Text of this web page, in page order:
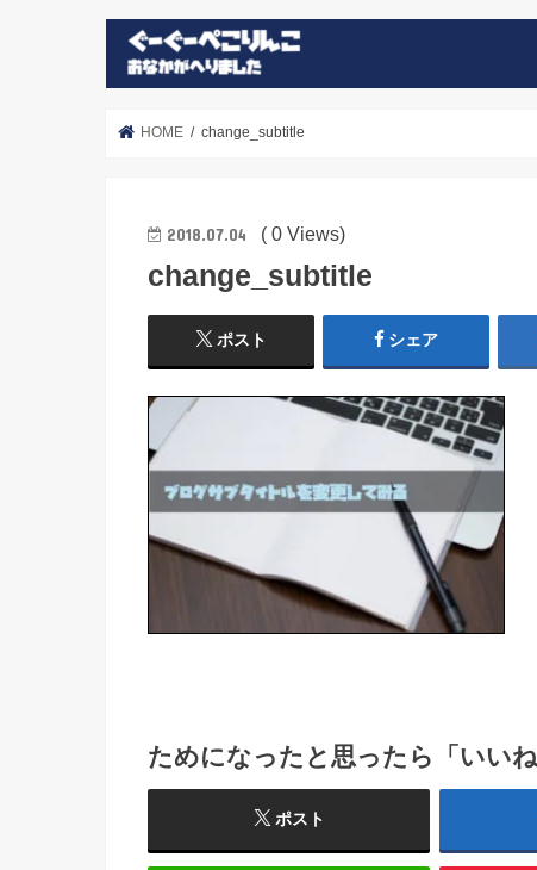
HOME change_subtitle
2018.07.04 ( 0 Views)
change_subtitle
ポスト シェア
ためになったと思ったら「いい
ポスト